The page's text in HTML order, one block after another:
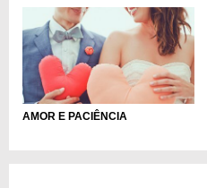
AMOR E PACIÊNCIA